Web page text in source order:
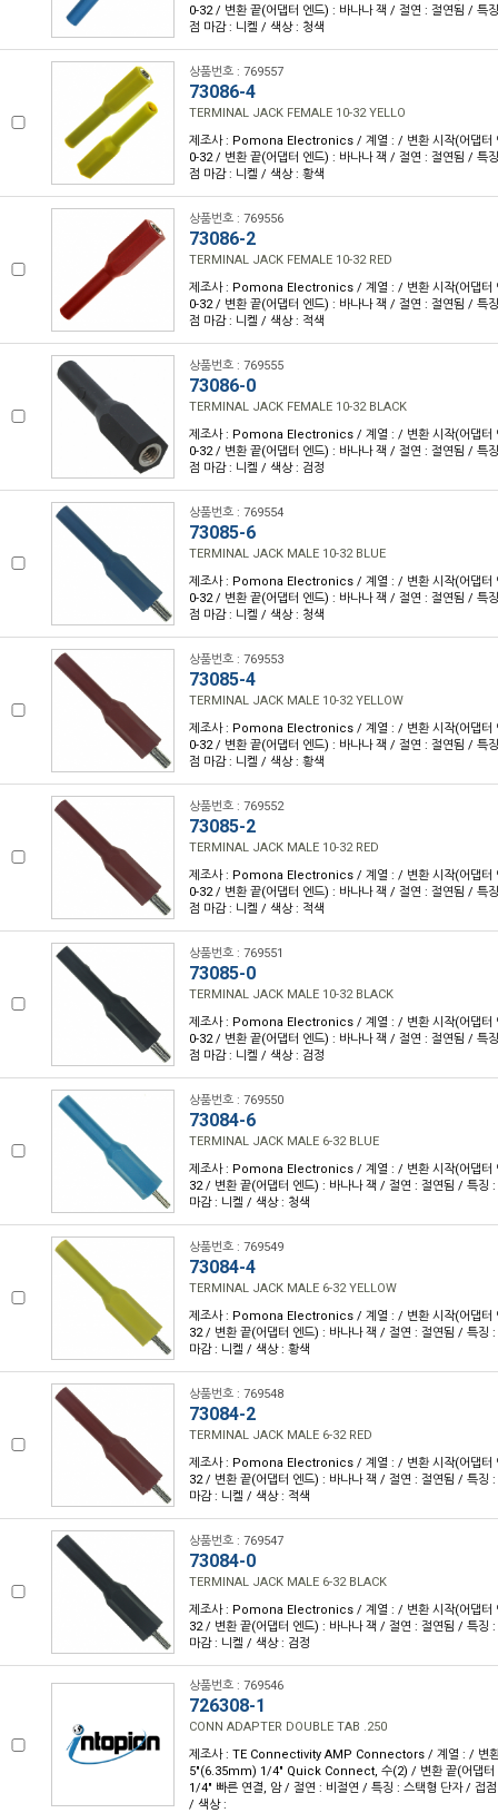
0-32 / 변환 끝(어댑터 엔드) : 바나나 잭 / 절연 : 절연됨 / 특
점 마감 : 니켈 / 색상 : 청색
상품번호 : 769557
73086-4
TERMINAL JACK FEMALE 10-32 YELLO
제조사 : Pomona Electronics / 계열 : / 변환 시작(어댑터
0-32 / 변환 끝(어댑터 엔드) : 바나나 잭 / 절연 : 절연됨 / 특
점 마감 : 니켈 / 색상 : 황색
상품번호 : 769556
73086-2
TERMINAL JACK FEMALE 10-32 RED
제조사 : Pomona Electronics / 계열 : / 변환 시작(어댑터
0-32 / 변환 끝(어댑터 엔드) : 바나나 잭 / 절연 : 절연됨 / 특
점 마감 : 니켈 / 색상 : 적색
상품번호 : 769555
73086-0
TERMINAL JACK FEMALE 10-32 BLACK
제조사 : Pomona Electronics / 계열 : / 변환 시작(어댑터
0-32 / 변환 끝(어댑터 엔드) : 바나나 잭 / 절연 : 절연됨 / 특
점 마감 : 니켈 / 색상 : 검정
상품번호 : 769554
73085-6
TERMINAL JACK MALE 10-32 BLUE
제조사 : Pomona Electronics / 계열 : / 변환 시작(어댑터
0-32 / 변환 끝(어댑터 엔드) : 바나나 잭 / 절연 : 절연됨 / 특
점 마감 : 니켈 / 색상 : 청색
상품번호 : 769553
73085-4
TERMINAL JACK MALE 10-32 YELLOW
제조사 : Pomona Electronics / 계열 : / 변환 시작(어댑터
0-32 / 변환 끝(어댑터 엔드) : 바나나 잭 / 절연 : 절연됨 / 특
점 마감 : 니켈 / 색상 : 황색
상품번호 : 769552
73085-2
TERMINAL JACK MALE 10-32 RED
제조사 : Pomona Electronics / 계열 : / 변환 시작(어댑터
0-32 / 변환 끝(어댑터 엔드) : 바나나 잭 / 절연 : 절연됨 / 특
점 마감 : 니켈 / 색상 : 적색
상품번호 : 769551
73085-0
TERMINAL JACK MALE 10-32 BLACK
제조사 : Pomona Electronics / 계열 : / 변환 시작(어댑터
0-32 / 변환 끝(어댑터 엔드) : 바나나 잭 / 절연 : 절연됨 / 특
점 마감 : 니켈 / 색상 : 검정
상품번호 : 769550
73084-6
TERMINAL JACK MALE 6-32 BLUE
제조사 : Pomona Electronics / 계열 : / 변환 시작(어댑터
32 / 변환 끝(어댑터 엔드) : 바나나 잭 / 절연 : 절연됨 / 특징
마감 : 니켈 / 색상 : 청색
상품번호 : 769549
73084-4
TERMINAL JACK MALE 6-32 YELLOW
제조사 : Pomona Electronics / 계열 : / 변환 시작(어댑터
32 / 변환 끝(어댑터 엔드) : 바나나 잭 / 절연 : 절연됨 / 특징
마감 : 니켈 / 색상 : 황색
상품번호 : 769548
73084-2
TERMINAL JACK MALE 6-32 RED
제조사 : Pomona Electronics / 계열 : / 변환 시작(어댑터
32 / 변환 끝(어댑터 엔드) : 바나나 잭 / 절연 : 절연됨 / 특징
마감 : 니켈 / 색상 : 적색
상품번호 : 769547
73084-0
TERMINAL JACK MALE 6-32 BLACK
제조사 : Pomona Electronics / 계열 : / 변환 시작(어댑터
32 / 변환 끝(어댑터 엔드) : 바나나 잭 / 절연 : 절연됨 / 특징
마감 : 니켈 / 색상 : 검정
상품번호 : 769546
726308-1
CONN ADAPTER DOUBLE TAB .250
제조사 : TE Connectivity AMP Connectors / 계열 : / 변환
5"(6.35mm) 1/4" Quick Connect, 수(2) / 변환 끝(어댑
1/4" 빠른 연결, 암 / 절연 : 비절연 / 특징 : 스택형 단자 / 접
/ 색상 :